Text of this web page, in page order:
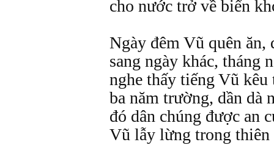
cho nước trở về biển
Ngày đêm Vũ quên ăn,
sang ngày khác, tháng
nghe thấy tiếng Vũ
ba năm trường, dần dà
đó dân chúng được an
Vũ lẫy lừng trong thiên